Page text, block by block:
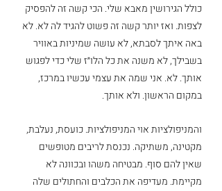
כולל הגירושין מאבא שלי. הכי קשה זה להפסיק
לצפות. ואז יותר קשה זה פשוט להגיד לה לא. לא
באה איתך לסבתא, לא עושה שמיניות באוויר
בשבילך, לא משנה את כל הלו״ז שלי כדי לפגוש
אותך. לא. אני שמה את עצמי עכשיו במרכז,
במקום הראשון. ולא אותך.
והמניפולציות אוי המניפולציות. כועסת, נעלבת,
מקטינה, משתיקה. נכנסת לריבים מטופשים
שאין להם סוף. מבטיחה משהו ובכוונה לא
מקיימת. מעדיפה את הכלבים והחתולים שלה